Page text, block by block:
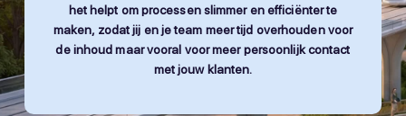
het helpt om processen slimmer en efficiënter te
maken, zodat jij en je team meer tijd overhouden voor
de inhoud maar vooral voor meer persoonlijk contact
met jouw klanten.